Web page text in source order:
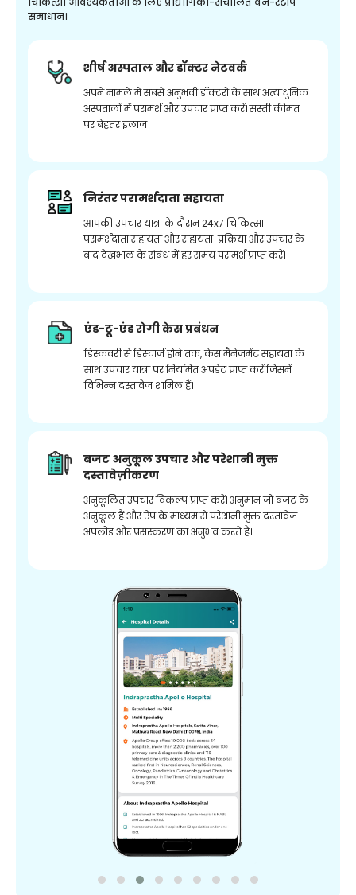
समाधान।
शीर्ष अस्पताल और डॉक्टर नेटवर्क
अपने मामले में सबसे अनुभवी डॉक्टरों के साथ अत्याधुनिक
अस्पतालों में परामर्श और उपचार प्राप्त करें। सस्ती कीमत
पर बेहतर इलाज।
निरंतर परामर्शदाता सहायता
आपकी उपचार यात्रा के दौरान 24x7 चिकित्सा
परामर्शदाता सहायता और सहायता। प्रक्रिया और उपचार के
बाद देखभाल के संबंध में हर समय परामर्श प्राप्त करें।
एंड-टू-एंड रोगी केस प्रबंधन
डिस्कवरी से डिस्चार्ज होने तक, केस मैनेजमेंट सहायता के
साथ उपचार यात्रा पर नियमित अपडेट प्राप्त करें जिसमें
विभिन्न दस्तावेज शामिल हैं।
बजट अनुकूल उपचार और परेशानी मुक्त
दस्तावेज़ीकरण
अनुकूलित उपचार विकल्प प्राप्त करें। अनुमान जो बजट के
अनुकूल हैं और ऐप के माध्यम से परेशानी मुक्त दस्तावेज
अपलोड और प्रसंस्करण का अनुभव करते हैं।